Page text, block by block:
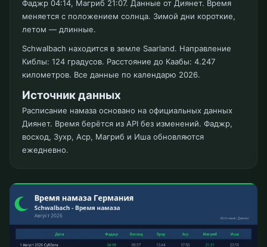
Фаджр 04:14, Магриб 21:07. Данные от Диянет. Время
меняется с положением солнца. Зимой дни короткие,
летом — длинные.
Schwalbach находится в земле Saarland. Направление
Киблы: 124 градусов. Расстояние до Каабы: 4.247
километров. Все данные по календарю 2026.
Источник данных
Расписание намаза основано на официальных данных
Диянет. Время берётся из API без изменений. Фаджр,
восход, Зухр, Аср, Магриб и Иша обновляются
ежедневно.